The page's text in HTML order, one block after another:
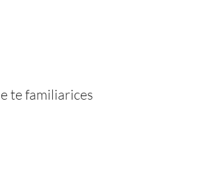
te familiarices